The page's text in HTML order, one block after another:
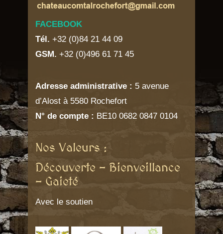
FACEBOOK
Tél. +32 (0)84 21 44 09
GSM. +32 (0)496 61 71 45
Adresse administrative : 5 avenue
d’Alost à 5580 Rochefort
N° de compte : BE10 0682 0847 0104
Nos Valeurs :
Découverte – Bienveillance
– Gaieté
Avec le soutien